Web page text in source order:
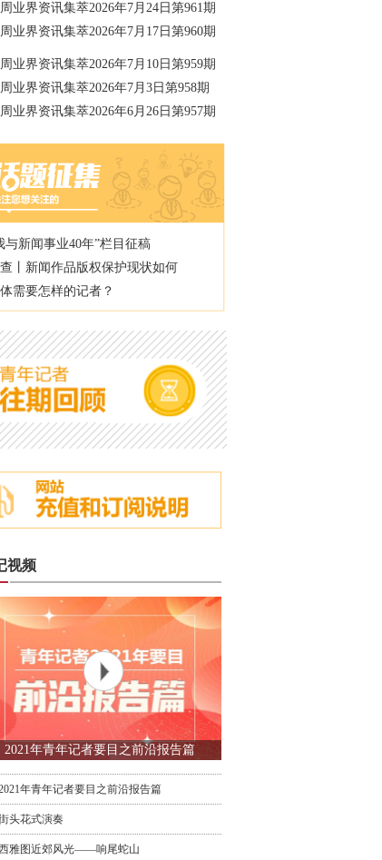
业界资讯集萃2026年7月24日第961期
业界资讯集萃2026年7月17日第960期
业界资讯集萃2026年7月10日第959期
业界资讯集萃2026年7月3日第958期
业界资讯集萃2026年6月26日第957期
与新闻事业40年”栏目征稿
丨新闻作品版权保护现状如何
需要怎样的记者？
视频
2021年青年记者要目之前沿报告篇
年青年记者要目之前沿报告篇
头花式演奏
雅图近郊风光——响尾蛇山